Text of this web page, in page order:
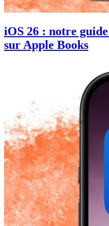
iOS 26 : notre
sur Apple Books